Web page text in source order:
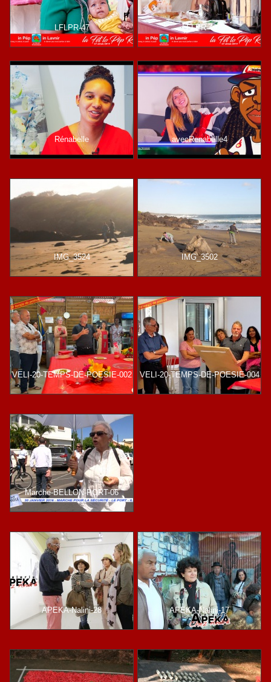
LFLPR-47 LFLPR-49
Rénabelle avecRenabelle4
IMG_3524 IMG_3502
VELI-20-TEMPS-DE-POESIE-002 VELI-20-TEMPS-DE-POESIE-004
Marche-BELLON-PORT-06
APEKA-Nalini-28 APEKA-Nalini-17